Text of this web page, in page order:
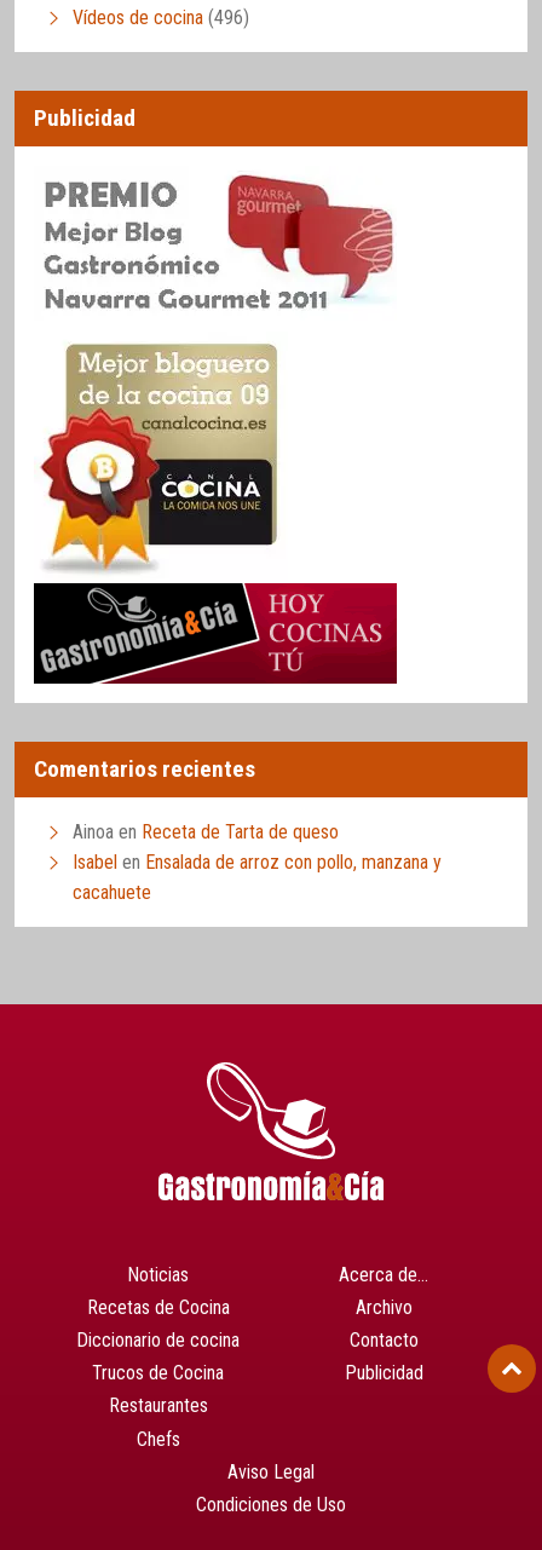
Vídeos de cocina (496)
Publicidad
Comentarios recientes
Ainoa en Receta de Tarta de queso
Isabel en Ensalada de arroz con pollo, manzana y
cacahuete
Noticias
Recetas de Cocina
Diccionario de cocina
Trucos de Cocina
Restaurantes
Chefs
Acerca de…
Archivo
Contacto
Publicidad
Aviso Legal
Condiciones de Uso